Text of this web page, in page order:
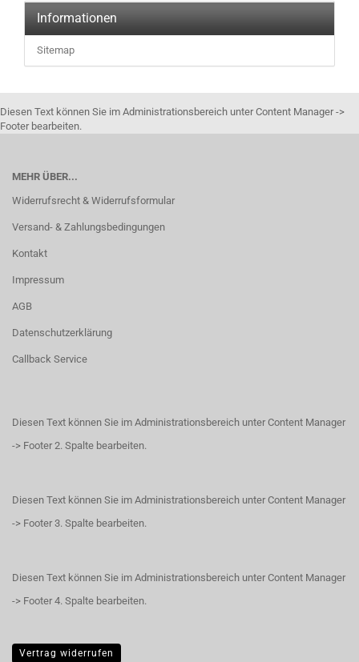
Informationen
Sitemap
Diesen Text können Sie im Administrationsbereich unter Content Manager ->
Footer bearbeiten.
MEHR ÜBER...
Widerrufsrecht & Widerrufsformular
Versand- & Zahlungsbedingungen
Kontakt
Impressum
AGB
Datenschutzerklärung
Callback Service
Diesen Text können Sie im Administrationsbereich unter Content Manager
-> Footer 2. Spalte bearbeiten.
Diesen Text können Sie im Administrationsbereich unter Content Manager
-> Footer 3. Spalte bearbeiten.
Diesen Text können Sie im Administrationsbereich unter Content Manager
-> Footer 4. Spalte bearbeiten.
Vertrag widerrufen